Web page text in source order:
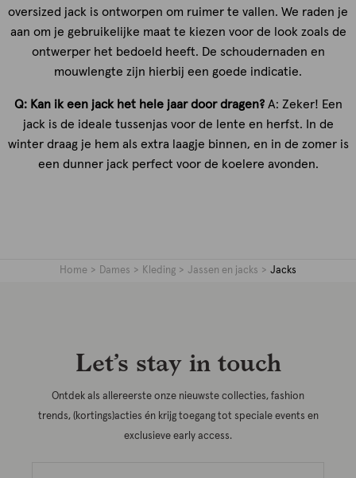
oversized jack is ontworpen om ruimer te vallen. We raden je
aan om je gebruikelijke maat te kiezen voor de look zoals de
ontwerper het bedoeld heeft. De schoudernaden en
mouwlengte zijn hierbij een goede indicatie.
Q: Kan ik een jack het hele jaar door dragen?A: Zeker! Een
jack is de ideale tussenjas voor de lente en herfst. In de
winter draag je hem als extra laagje binnen, en in de zomer is
een dunner jack perfect voor de koelere avonden.
Home Dames Kleding Jassen en jacks Jacks
Let’s stay in touch
Ontdek als allereerste onze nieuwste collecties, fashion
trends, (kortings)acties én krijg toegang tot speciale events en
exclusieve early access.